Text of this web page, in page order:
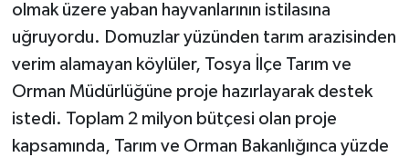
olmak üzere yaban hayvanlarının istilasına
uğruyordu. Domuzlar yüzünden tarım arazisinden
verim alamayan köylüler, Tosya İlçe Tarım ve
Orman Müdürlüğüne proje hazırlayarak destek
istedi. Toplam 2 milyon bütçesi olan proje
kapsamında, Tarım ve Orman Bakanlığınca yüzde